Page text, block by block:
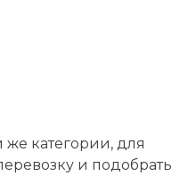
же категории, для
и подобрать